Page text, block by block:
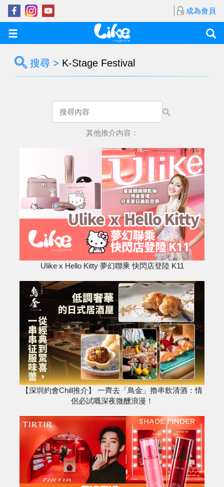
成為會員
搜尋 > K-Stage Festival
其他推介內容：
Ulike x Hello Kitty 夢幻聯乘 快閃店登陸 K11
【深圳約會Chill推介】 一齊去「鳥金」擼串飲清酒：情
侶必試嘅深夜微醺浪漫！